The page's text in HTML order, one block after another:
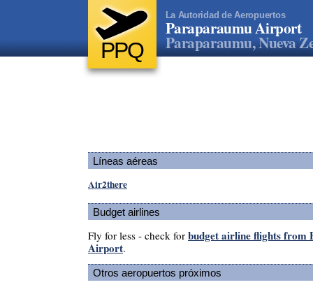
PPQ
La Autoridad de Aeropuertos
Paraparaumu Airport
Paraparaumu, Nueva
Líneas aéreas
Air2there
Budget airlines
Fly for less - check for budget airline flights from
Airport.
Otros aeropuertos próximos